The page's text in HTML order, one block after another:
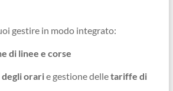
gestire in modo integrato:
di linee e corse
orarie gestione delletariffe di